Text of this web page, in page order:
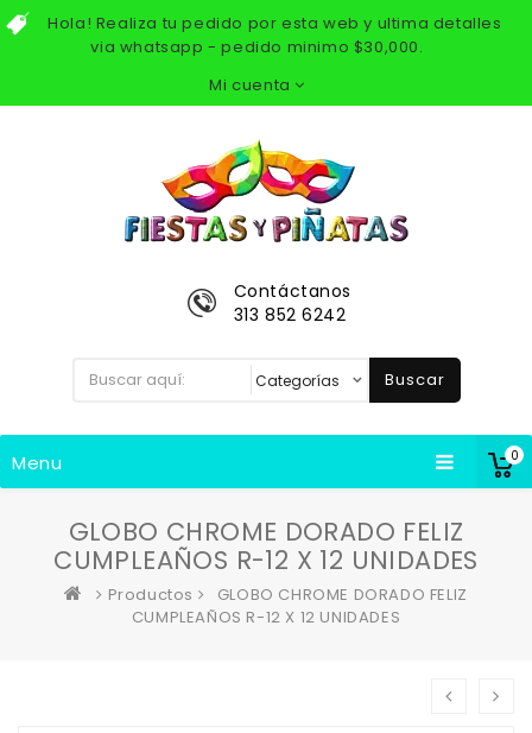
Hola! Realiza tu pedido por esta web y ultima detalles
via whatsapp - pedido minimo $30,000.
Mi cuenta
0
Contáctanos
313 852 6242
Buscar
Menu
GLOBO CHROME DORADO FELIZ
CUMPLEAÑOS R-12 X 12 UNIDADES
Productos
GLOBO CHROME DORADO FELIZ
CUMPLEAÑOS R-12 X 12 UNIDADES